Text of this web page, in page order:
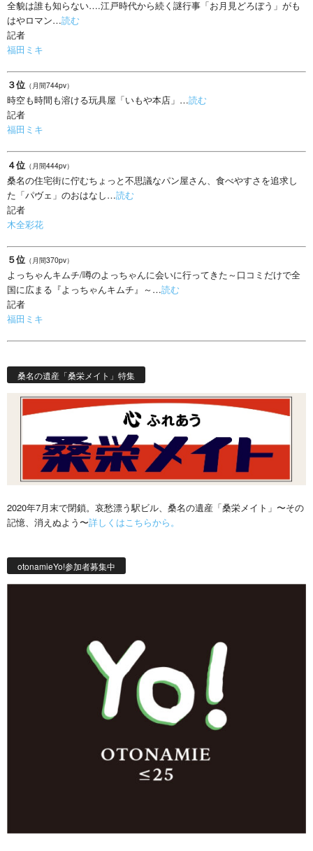
全貌は誰も知らない….江戸時代から続く謎行事「お月見どろぼう」がも
はやロマン…読む
記者
福田ミキ
３位 （月間744pv）
時空も時間も溶ける玩具屋「いもや本店」…読む
記者
福田ミキ
４位 （月間444pv）
桑名の住宅街に佇むちょっと不思議なパン屋さん、食べやすさを追求し
た「パヴェ」のおはなし…読む
記者
木全彩花
５位 （月間370pv）
よっちゃんキムチ/噂のよっちゃんに会いに行ってきた～口コミだけで全
国に広まる『よっちゃんキムチ』～…読む
記者
福田ミキ
桑名の遺産「桑栄メイト」特集
2020年7月末で閉鎖。哀愁漂う駅ビル、桑名の遺産「桑栄メイト」〜その
記憶、消えぬよう〜詳しくはこちらから。
otonamieYo!参加者募集中